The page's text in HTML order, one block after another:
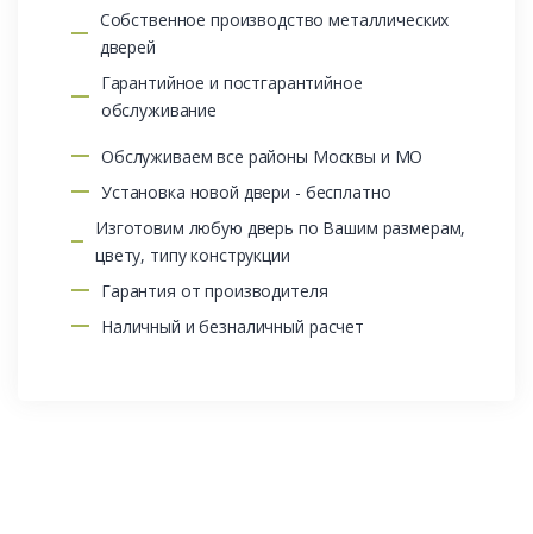
Собственное производство металлических
дверей
Гарантийное и постгарантийное
обслуживание
Обслуживаем все районы Москвы и МО
Установка новой двери - бесплатно
Изготовим любую дверь по Вашим размерам,
цвету, типу конструкции
Гарантия от производителя
Наличный и безналичный расчет